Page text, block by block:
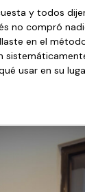
y todos
no compró
en el
usar en su